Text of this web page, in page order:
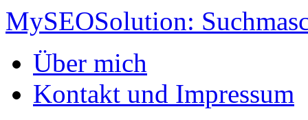
MySEOSolution:
Über mich
Kontakt und Impressum